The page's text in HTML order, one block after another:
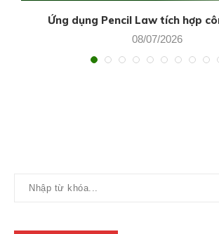
Ứng dụng Pencil Law tích hợp
08/07/2026